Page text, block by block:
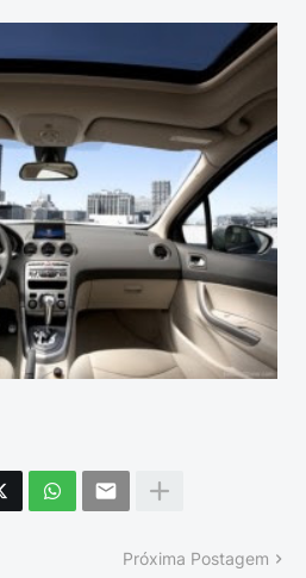
Próxima Postagem